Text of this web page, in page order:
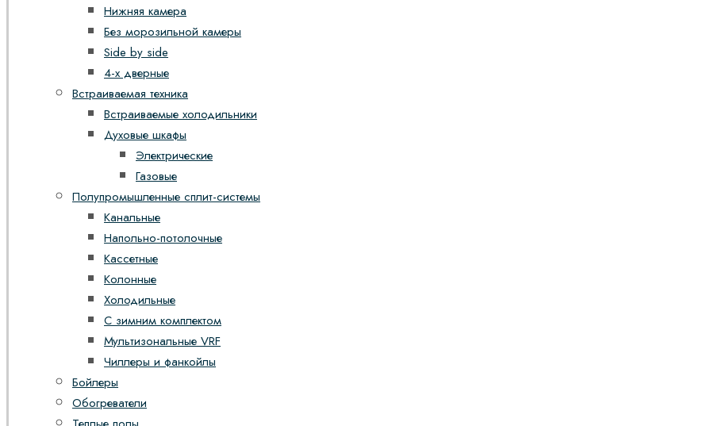
Нижняя камера
Без морозильной камеры
Side by side
4-х дверные
Встраиваемая техника
Встраиваемые холодильники
Духовые шкафы
Электрические
Газовые
Полупромышленные сплит-системы
Канальные
Напольно-потолочные
Кассетные
Колонные
Холодильные
С зимним комплектом
Мультизональные VRF
Чиллеры и фанкойлы
Бойлеры
Обогреватели